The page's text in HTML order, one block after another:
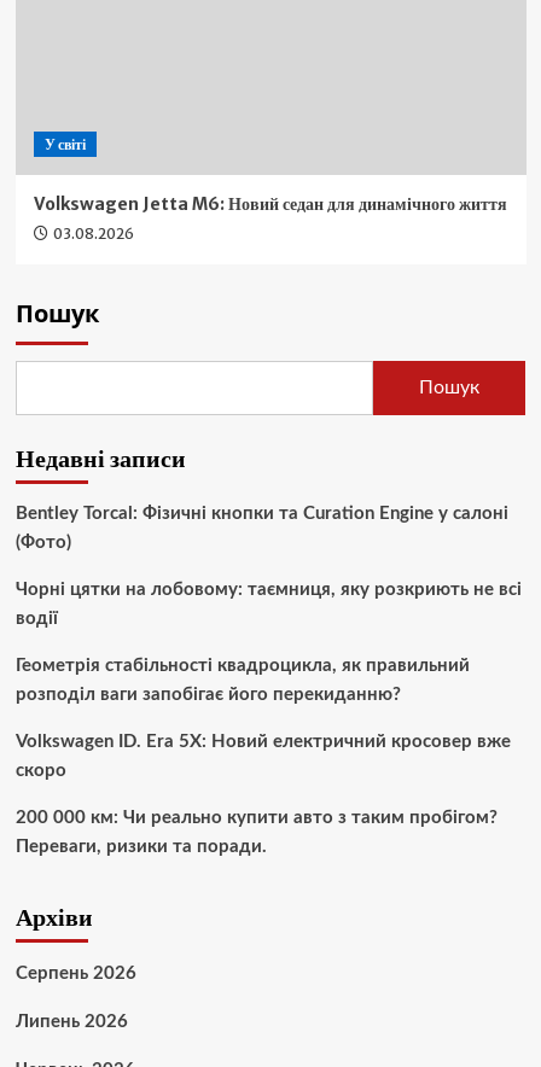
У світі
Volkswagen Jetta M6: Новий седан для динамічного життя
03.08.2026
Пошук
Пошук
Недавні записи
Bentley Torcal: Фізичні кнопки та Curation Engine у салоні
(Фото)
Чорні цятки на лобовому: таємниця, яку розкриють не всі
водії
Геометрія стабільності квадроцикла, як правильний
розподіл ваги запобігає його перекиданню?
Volkswagen ID. Era 5X: Новий електричний кросовер вже
скоро
200 000 км: Чи реально купити авто з таким пробігом?
Переваги, ризики та поради.
Архіви
Серпень 2026
Липень 2026